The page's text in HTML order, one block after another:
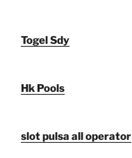
Togel Sdy
Hk Pools
slot pulsa all operator